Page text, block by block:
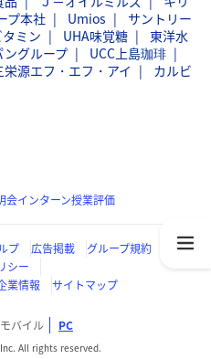
プ本社 Umios
サントリー
ミン UHA味覚糖
東洋水
ングループ
UCC上島珈琲
栄源エフ・エフ・アイ
カルビ
会インターン授業評価
プ 広告掲載
グループ規約
シー
業情報 サイトマップ
モバイル PC
All rights reserved.